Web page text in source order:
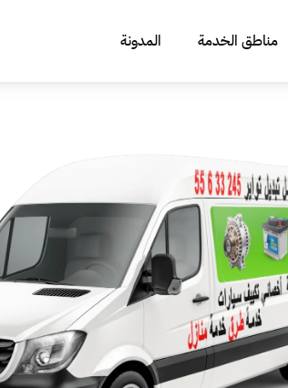
مناطق الخدمة المدونة